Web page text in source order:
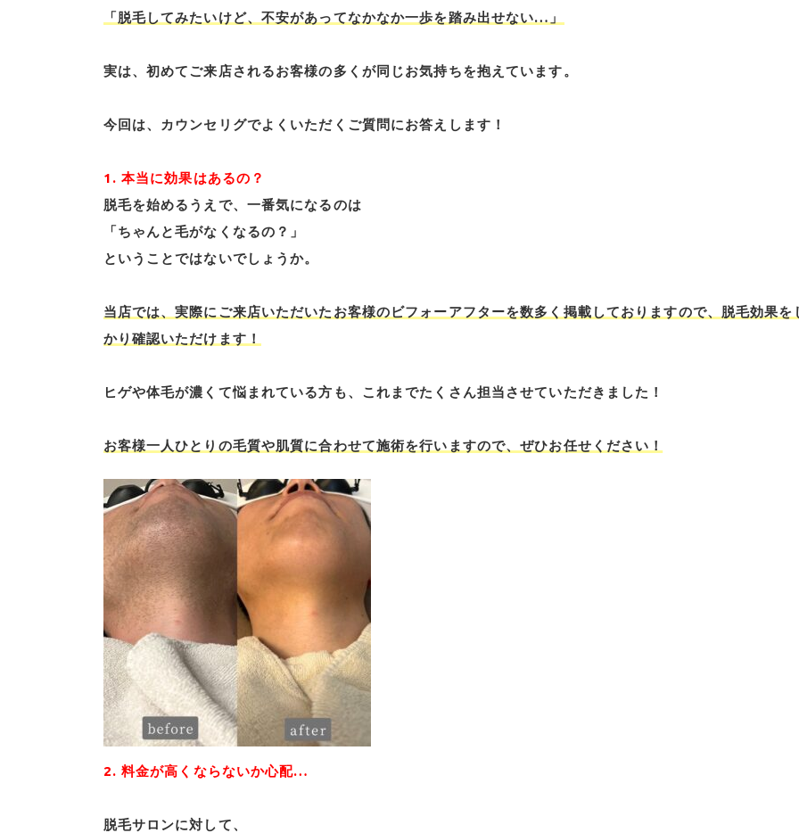
「脱毛してみたいけど、不安があってなかなか一歩を踏み出せない…」
実は、初めてご来店されるお客様の多くが同じお気持ちを抱えています。
今回は、カウンセリグでよくいただくご質問にお答えします！
1. 本当に効果はあるの？
脱毛を始めるうえで、一番気になるのは
「ちゃんと毛がなくなるの？」
ということではないでしょうか。
当店では、実際にご来店いただいたお客様のビフォーアフターを数多く掲載しておりますので、脱毛効果を
かり確認いただけます！
ヒゲや体毛が濃くて悩まれている方も、これまでたくさん担当させていただきました！
お客様一人ひとりの毛質や肌質に合わせて施術を行いますので、ぜひお任せください！
2. 料金が高くならないか心配…
脱毛サロンに対して、